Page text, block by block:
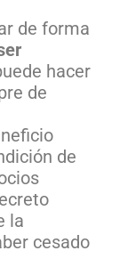
de forma
hacer
de
de
la
cesado